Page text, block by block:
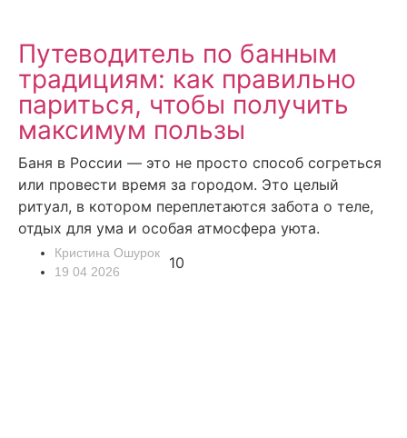
Путеводитель по банным
традициям: как правильно
париться, чтобы получить
максимум пользы
Баня в России — это не просто способ согреться
или провести время за городом. Это целый
ритуал, в котором переплетаются забота о теле,
отдых для ума и особая атмосфера уюта.
Кристина Ошурок
19 04 2026
10